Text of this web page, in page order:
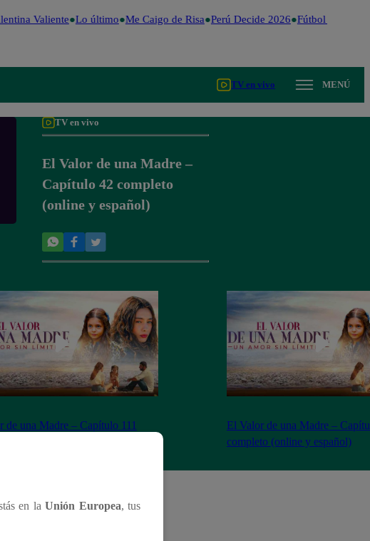
Valiente Lo último Me Caigo de Risa Perú Decide 2026 Fútbol peruano
TV en vivo MENÚ
TV en vivo
El Valor de una Madre –
Capítulo 42 completo
(online y español)
de una Madre – Capítulo 111
El Valor de una Madre –
completo (online y español)
en laUnión Europea, tus